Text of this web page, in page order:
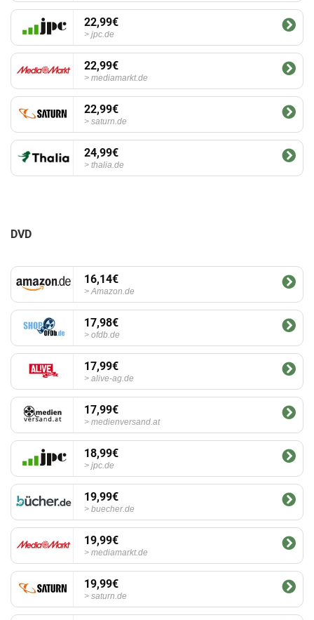
22,99€
jpc.de
22,99€
mediamarkt.de
22,99€
saturn.de
24,99€
thalia.de
DVD
16,14€
Amazon.de
17,98€
ofdb.de
17,99€
alive-ag.de
17,99€
medienversand.at
18,99€
jpc.de
19,99€
buecher.de
19,99€
mediamarkt.de
19,99€
saturn.de